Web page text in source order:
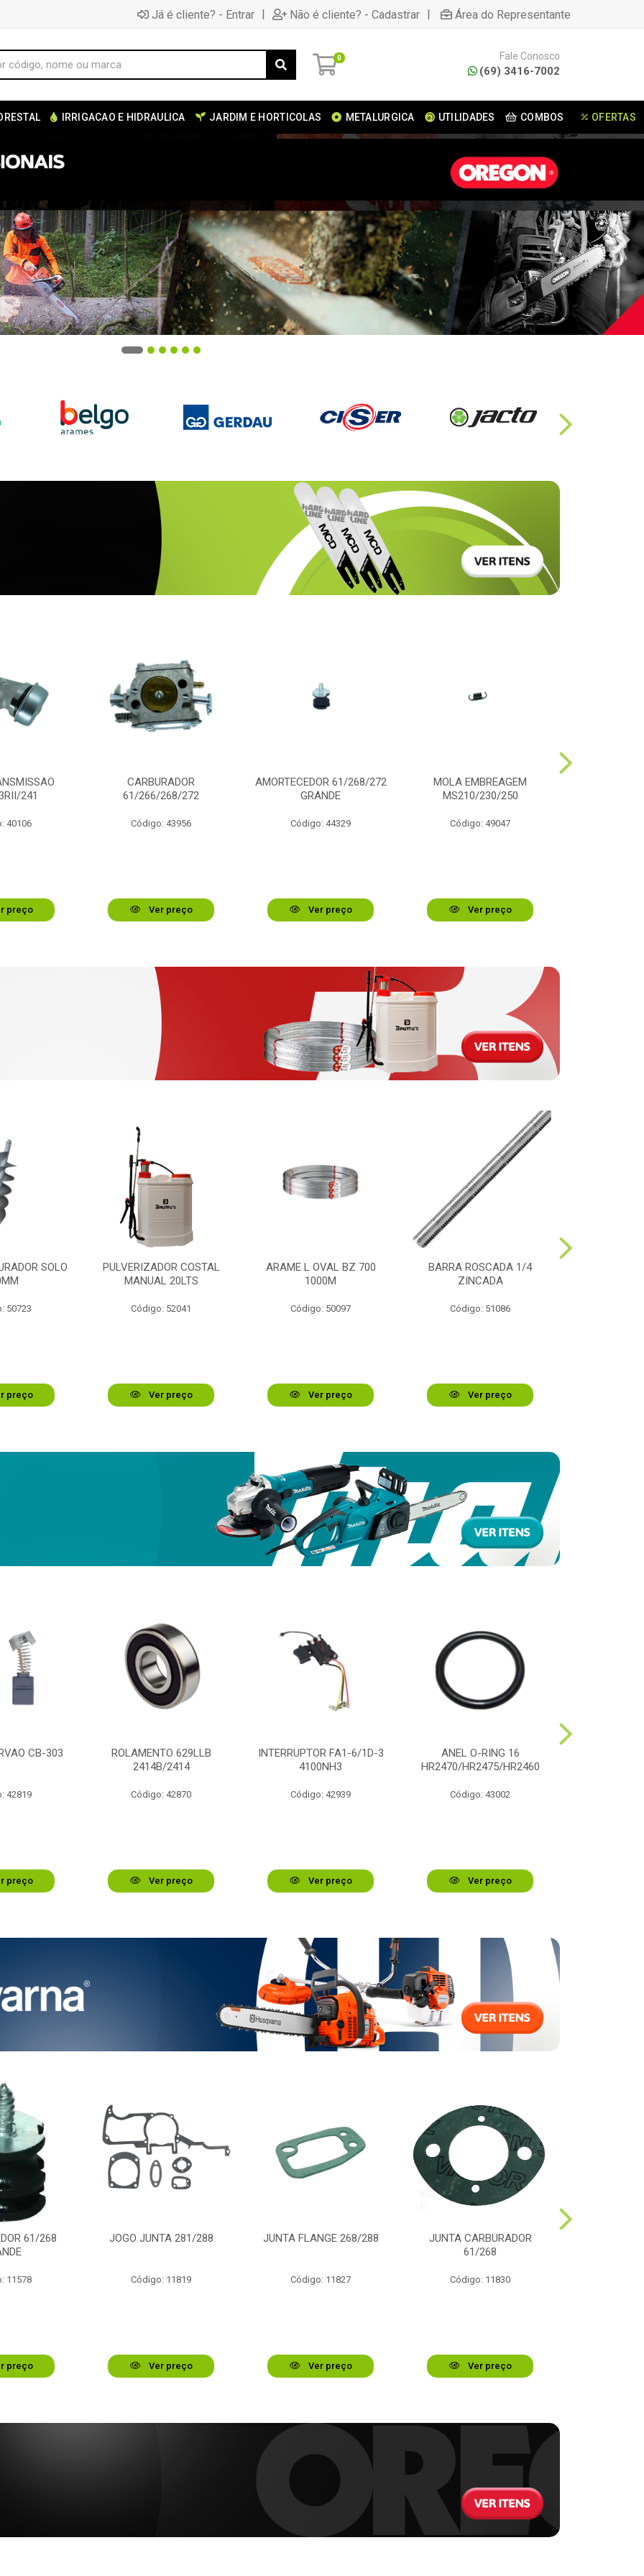
Já é cliente? - Entrar | Não é cliente? - Cadastrar | Área do Representante
0 Fale Conosco
(69) 3416-7002
IRRIGACAO E HIDRAULICA JARDIM E HORTICOLAS METALURGICA UTILIDADES COMBOS OFERTAS
241
40106
preço
CARBURADOR
61/266/268/272
Código: 43956
Ver preço
AMORTECEDOR 61/268/272
GRANDE
Código: 44329
Ver preço
MOLA EMBREAGEM
MS210/230/250
Código: 49047
Ver preço
SOLO
50723
preço
PULVERIZADOR COSTAL
MANUAL 20LTS
Código: 52041
Ver preço
ARAME L OVAL BZ 700
1000M
Código: 50097
Ver preço
BARRA ROSCADA 1/4
ZINCADA
Código: 51086
Ver preço
CB-303
42819
preço
ROLAMENTO 629LLB
2414B/2414
Código: 42870
Ver preço
INTERRUPTOR FA1-6/1D-3
4100NH3
Código: 42939
Ver preço
ANEL O-RING 16
HR2470/HR2475/HR2460
Código: 43002
Ver preço
61/268
11578
preço
JOGO JUNTA 281/288
Código: 11819
Ver preço
JUNTA FLANGE 268/288
Código: 11827
Ver preço
JUNTA CARBURADOR
61/268
Código: 11830
Ver preço